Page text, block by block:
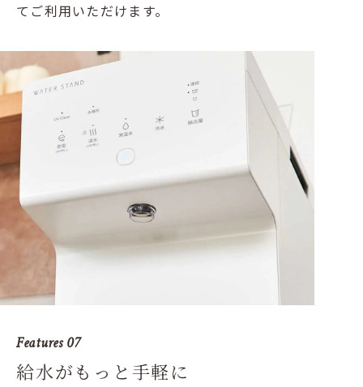
てご利用いただけます。
Features 07
給水がもっと手軽に